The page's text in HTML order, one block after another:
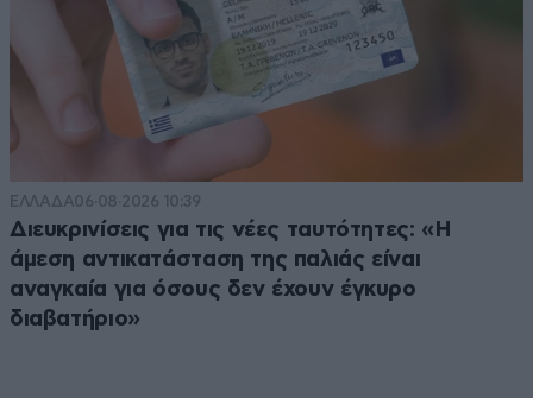
ΕΛΛΑΔΑ06·08·2026 10:39
Διευκρινίσεις για τις νέες ταυτότητες: «Η
άμεση αντικατάσταση της παλιάς είναι
αναγκαία για όσους δεν έχουν έγκυρο
διαβατήριο»